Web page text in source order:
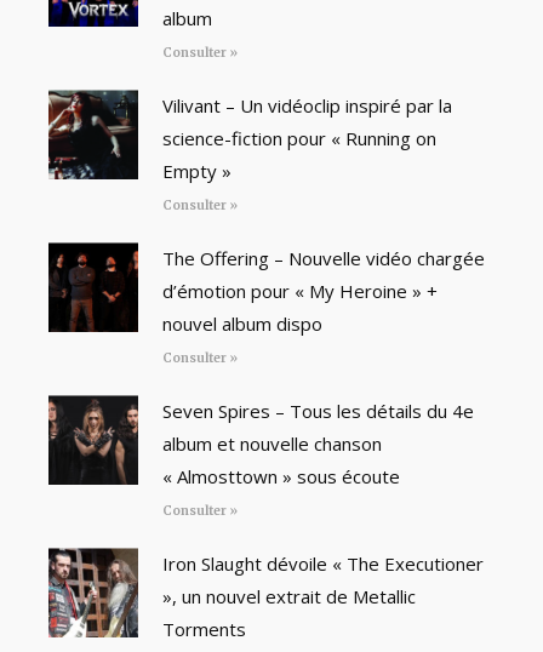
album
Consulter »
Vilivant – Un vidéoclip inspiré par la
science-fiction pour « Running on
Empty »
Consulter »
The Offering – Nouvelle vidéo chargée
d’émotion pour « My Heroine » +
nouvel album dispo
Consulter »
Seven Spires – Tous les détails du 4e
album et nouvelle chanson
« Almosttown » sous écoute
Consulter »
Iron Slaught dévoile « The Executioner
», un nouvel extrait de Metallic
Torments